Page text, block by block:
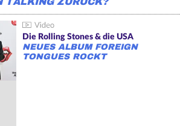
Die Rolling Stones & die USA
NEUES ALBUM FOREIGN
TONGUES ROCKT